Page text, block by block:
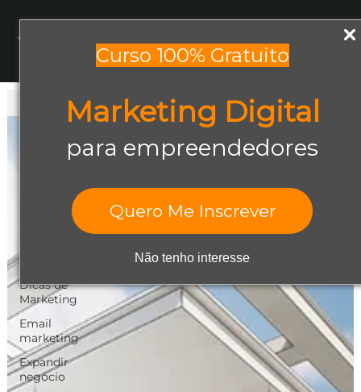
Curso 100% Gratuito
Marketing Digital
para empreendedores
Quero Me Inscrever
Não tenho interesse
Abrir negócio
Design Gráfico
Empreendedorismo
Dicas de
Marketing
Email
marketing
Expandir
negócio
Todos os posts